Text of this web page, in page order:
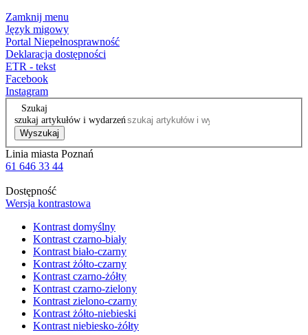
Zamknij menu
Język migowy
Portal Niepełnosprawność
Deklaracja dostępności
ETR - tekst
Facebook
Instagram
Szukaj
szukaj artykułów i wydarzeń
Wyszukaj
Linia miasta Poznań
61 646 33 44
Dostępność
Wersja kontrastowa
Kontrast domyślny
Kontrast czarno-biały
Kontrast biało-czarny
Kontrast żółto-czarny
Kontrast czarno-żółty
Kontrast czarno-zielony
Kontrast zielono-czarny
Kontrast żółto-niebieski
Kontrast niebiesko-żółty